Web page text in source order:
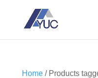
Home/ Products